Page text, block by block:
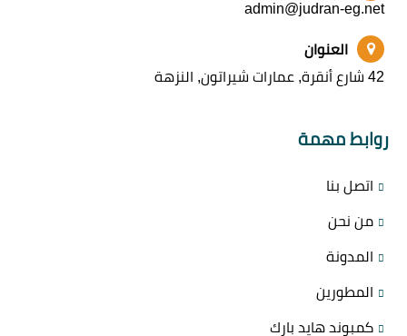
admin@judran-eg.net
العنوان
42 شارع أنقرة, عمارات شيراتون, النزهة
روابط مهمة
اتصل بنا
من نحن
المدونة
المطورين
كمبوند هايد بارك